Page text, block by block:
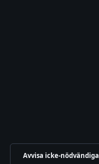
Avvisa icke-nödvändiga